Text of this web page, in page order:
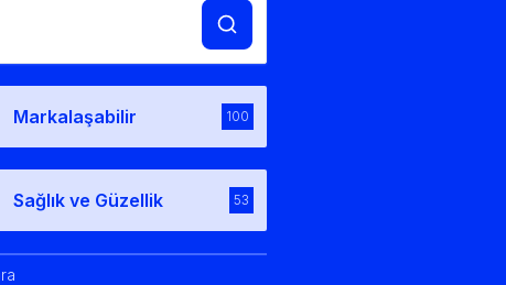
Markalaşabilir 100
Sağlık ve Güzellik 53